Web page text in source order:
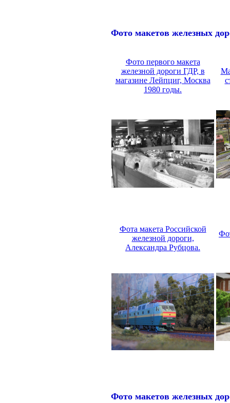
Фото макетов железных
Фото первого макета
железной дороги ГДР, в
магазине Лейпциг, Москва
1980 годы.
Фота макета Российской
железной дороги,
Александра Рубцова.
Фото макетов железных